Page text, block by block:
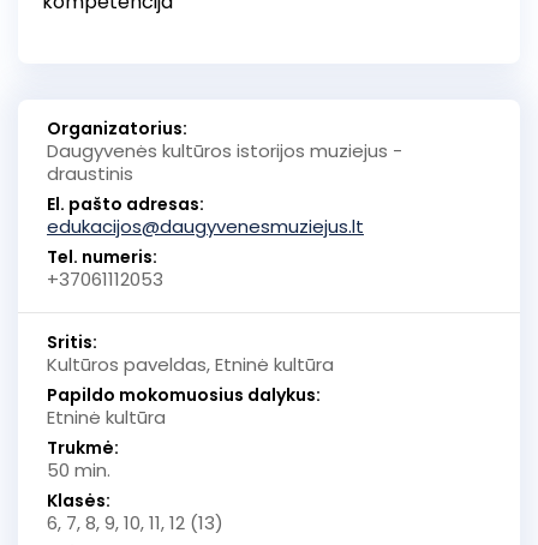
Organizatorius:
Daugyvenės kultūros istorijos muziejus -
draustinis
El. pašto adresas:
edukacijos@daugyvenesmuziejus.lt
Tel. numeris:
+37061112053
Sritis:
Kultūros paveldas, Etninė kultūra
Papildo mokomuosius dalykus:
Etninė kultūra
Trukmė:
50 min.
Klasės:
6, 7, 8, 9, 10, 11, 12 (13)